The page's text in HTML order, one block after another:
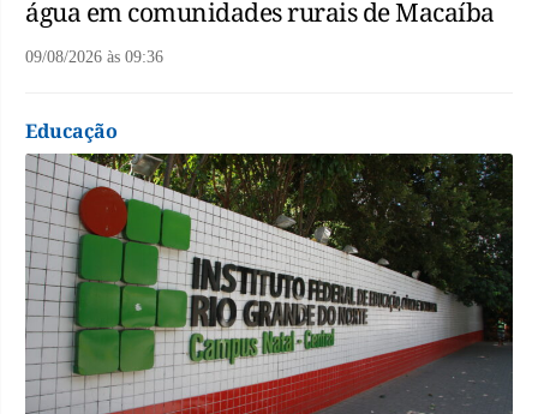
água em comunidades rurais de Macaíba
09/08/2026 às 09:36
Educação